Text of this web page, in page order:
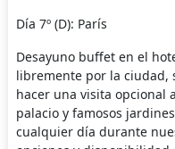
Día 7º (D): París
Desayuno buffet en el
libremente por la ciudad,
hacer una visita opcional
palacio y famosos
cualquier día durante